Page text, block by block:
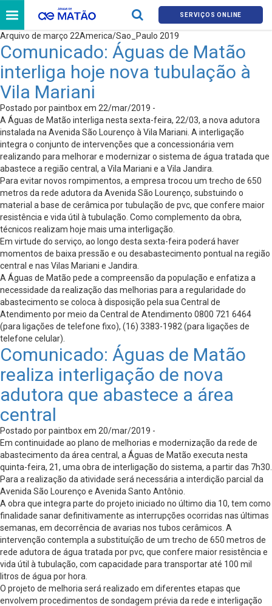
SERVIÇOS ONLINE
Arquivo de março 22America/Sao_Paulo 2019
Comunicado: Águas de Matão
interliga hoje nova tubulação à
Vila Mariani
Postado por paintbox em 22/mar/2019 -
A Águas de Matão interliga nesta sexta-feira, 22/03, a nova adutora
instalada na Avenida São Lourenço à Vila Mariani. A interligação
integra o conjunto de intervenções que a concessionária vem
realizando para melhorar e modernizar o sistema de água tratada que
abastece a região central, a Vila Mariani e a Vila Jandira.
Para evitar novos rompimentos, a empresa trocou um trecho de 650
metros da rede adutora da Avenida São Lourenço, substuindo o
material a base de cerâmica por tubulação de pvc, que confere maior
resistência e vida útil à tubulação. Como complemento da obra,
técnicos realizam hoje mais uma interligação.
Em virtude do serviço, ao longo desta sexta-feira poderá haver
momentos de baixa pressão e ou desabastecimento pontual na região
central e nas Vilas Mariani e Jandira.
A Águas de Matão pede a compreensão da população e enfatiza a
necessidade da realização das melhorias para a regularidade do
abastecimento se coloca à disposição pela sua Central de
Atendimento por meio da Central de Atendimento 0800 721 6464
(para ligações de telefone fixo), (16) 3383-1982 (para ligações de
telefone celular).
Comunicado: Águas de Matão
realiza interligação de nova
adutora que abastece a área
central
Postado por paintbox em 20/mar/2019 -
Em continuidade ao plano de melhorias e modernização da rede de
abastecimento da área central, a Águas de Matão executa nesta
quinta-feira, 21, uma obra de interligação do sistema, a partir das 7h30.
Para a realização da atividade será necessária a interdição parcial da
Avenida São Lourenço e Avenida Santo Antônio.
A obra que integra parte do projeto iniciado no último dia 10, tem como
finalidade sanar definitivamente as interrupções ocorridas nas últimas
semanas, em decorrência de avarias nos tubos cerâmicos. A
intervenção contempla a substituíção de um trecho de 650 metros de
rede adutora de água tratada por pvc, que confere maior resistência e
vida útil à tubulação, com capacidade para transportar até 100 mil
litros de água por hora.
O projeto de melhoria será realizado em diferentes etapas que
envolvem procedimentos de sondagem prévia da rede e interligação